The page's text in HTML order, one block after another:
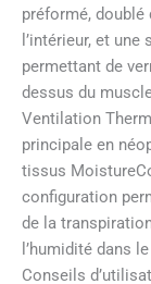
préformé, doublé
l’intérieur, et
permettant de
dessus du
Ventilation
principale en
tissus
configuration
de la
l’humidité dans
Conseils